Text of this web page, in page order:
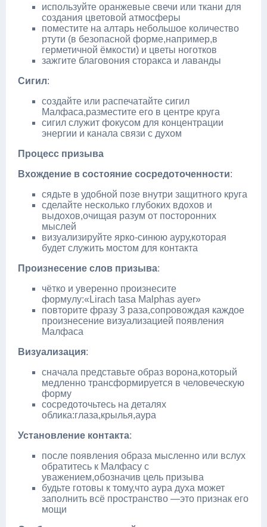
используйте оранжевые свечи или ткани для
создания цветовой атмосферы
поместите на алтарь небольшое количество
ртути (в безопасной форме,например,в
герметичной ёмкости) и цветы ноготков
зажгите благовония сторакса и лаванды
Сигил:
создайте или распечатайте сигил
Малфаса,разместите его в центре круга
сигил служит фокусом для концентрации
энергии и канала связи с духом
Процесс призыва
Вхождение в состояние сосредоточенности:
сядьте в удобной позе внутри защитного круга
сделайте несколько глубоких вдохов и
выдохов,очищая разум от посторонних
мыслей
визуализируйте ярко‑синюю ауру,которая
будет служить мостом для контакта
Произнесение слов призыва:
чётко и уверенно произнесите
формулу:«Lirach tasa Malphas ayer»
повторите фразу 3 раза,сопровождая каждое
произнесение визуализацией появления
Малфаса
Визуализация:
сначала представьте образ ворона,который
медленно трансформируется в человеческую
форму
сосредоточьтесь на деталях
облика:глаза,крылья,аура
Установление контакта:
после появления образа мысленно или вслух
обратитесь к Малфасу с
уважением,обозначив цель призыва
будьте готовы к тому,что аура духа может
заполнить всё пространство —это признак его
мощи